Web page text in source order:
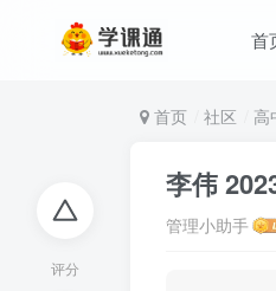
首
评分
首页 社区 高
李伟
管理小助手